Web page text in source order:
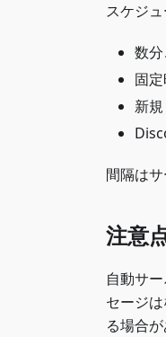
スケジ
数
固
新
間隔は
注意
自動サ
セージ
る場合が